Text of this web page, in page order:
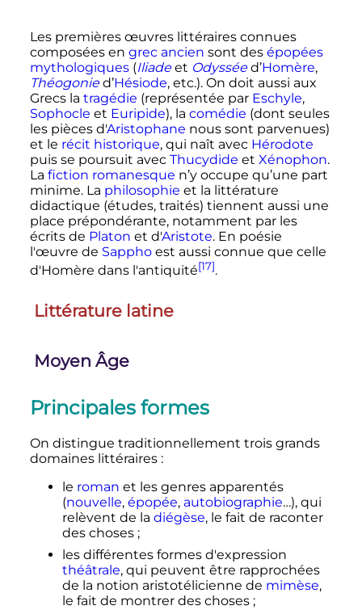
Les premières œuvres littéraires connues
composées en grec ancien sont des épopées
mythologiques(Iliadeet Odysséed’Homère,
Théogonied’Hésiode, etc.). On doit aussi aux
Grecs la tragédie (représentée par Eschyle,
Sophocle et Euripide), la comédie (dont seules
les pièces d'Aristophane nous sont parvenues)
et le récit historique, qui naît avec Hérodote
puis se poursuit avec Thucydide et Xénophon.
La fiction romanesque n’y occupe qu’une part
minime. La philosophie et la littérature
didactique (études, traités) tiennent aussi une
place prépondérante, notamment par les
écrits de Platon et d'Aristote. En poésie
l'œuvre de Sapphoest aussi connue que celle
d'Homère dans l'antiquité[17].
Littérature latine
Moyen Âge
Principales formes
On distingue traditionnellement trois grands
domaines littéraires :
le roman et les genres apparentés
(nouvelle, épopée, autobiographie…), qui
relèvent de la diégèse, le fait de raconter
des choses ;
les différentes formes d'expression
théâtrale, qui peuvent être rapprochées
de la notion aristotélicienne de mimèse,
le fait de montrer des choses ;